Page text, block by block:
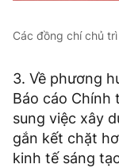
Các đồng chí chủ
3. Về phương
Báo cáo Chính
sung việc xây
gắn kết chặt
kinh tế sáng